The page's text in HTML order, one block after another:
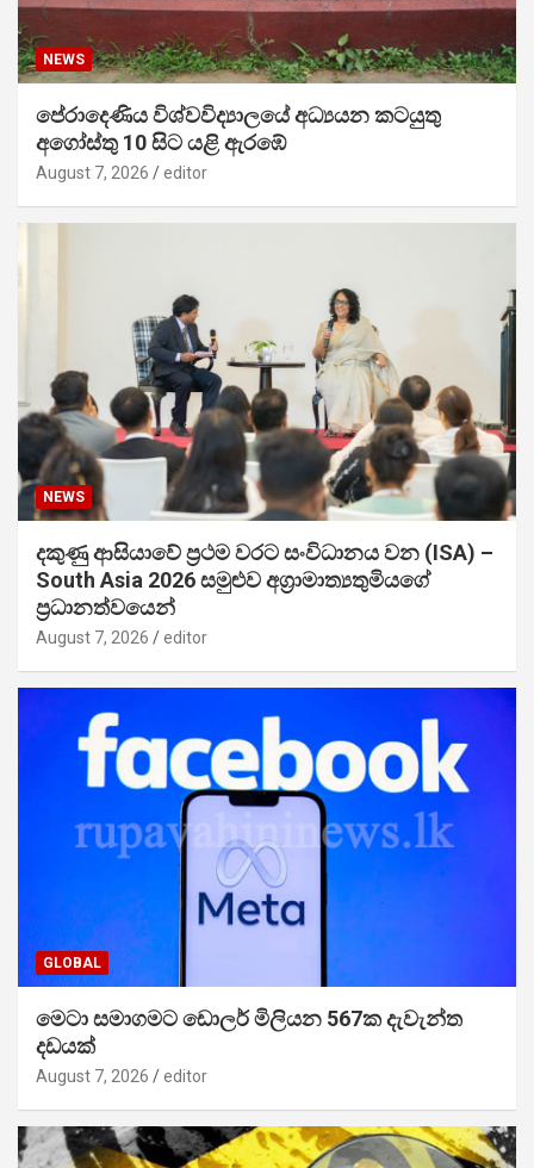
NEWS
පේරාදෙණිය විශ්වවිද්‍යාලයේ අධ්‍යයන කටයුතු
අගෝස්තු 10 සිට යළි ඇරඹේ
August 7, 2026 editor
NEWS
දකුණු ආසියාවේ ප්‍රථම වරට සංවිධානය වන (ISA) –
South Asia 2026 සමුළුව අග්‍රාමාත්‍යතුමියගේ
ප්‍රධානත්වයෙන්
August 7, 2026 editor
GLOBAL
මෙටා සමාගමට ඩොලර් මිලියන 567ක දැවැන්ත
දඩයක්
August 7, 2026 editor